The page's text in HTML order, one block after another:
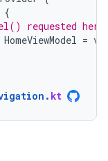
{
requested
HomeViewModel =
. kt